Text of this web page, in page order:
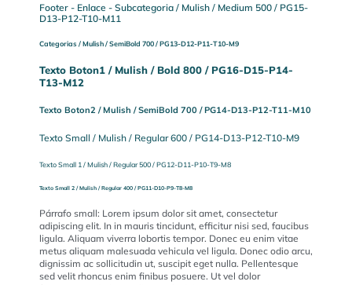
Footer - Enlace - Subcategoria / Mulish / Medium 500 / PG15-
D13-P12-T10-M11
Categorias / Mulish / SemiBold 700 / PG13-D12-P11-T10-M9
Texto Boton1 / Mulish / Bold 800 / PG16-D15-P14-
T13-M12
Texto Boton2 / Mulish / SemiBold 700 / PG14-D13-P12-T11-M10
Texto Small / Mulish / Regular 600 / PG14-D13-P12-T10-M9
Texto Small 1 / Mulish / Regular 500 / PG12-D11-P10-T9-M8
Texto Small 2 / Mulish / Regular 400 / PG11-D10-P9-T8-M8
Párrafo small: Lorem ipsum dolor sit amet, consectetur
adipiscing elit. In in mauris tincidunt, efficitur nisi sed, faucibus
ligula. Aliquam viverra lobortis tempor. Donec eu enim vitae
metus aliquam malesuada vehicula vel ligula. Donec odio arcu,
dignissim ac sollicitudin ut, suscipit eget nulla. Pellentesque
sed velit rhoncus enim finibus posuere. Ut vel dolor